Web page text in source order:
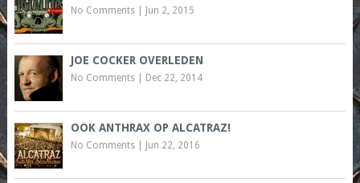
No Comments| Jun 2, 2015
JOE COCKER OVERLEDEN
No Comments| Dec 22, 2014
OOK ANTHRAX OP ALCATRAZ!
No Comments| Jun 22, 2016